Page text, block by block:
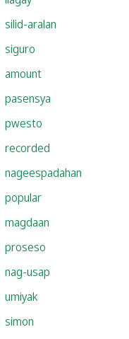
silid-aralan
siguro
amount
pasensya
pwesto
recorded
nageespadahan
popular
magdaan
proseso
nag-usap
umiyak
simon